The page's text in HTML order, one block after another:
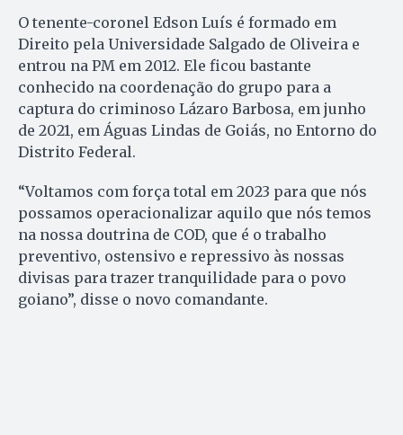
O tenente-coronel Edson Luís é formado em
Direito pela Universidade Salgado de Oliveira e
entrou na PM em 2012. Ele ficou bastante
conhecido na coordenação do grupo para a
captura do criminoso Lázaro Barbosa, em junho
de 2021, em Águas Lindas de Goiás, no Entorno do
Distrito Federal.
“Voltamos com força total em 2023 para que nós
possamos operacionalizar aquilo que nós temos
na nossa doutrina de COD, que é o trabalho
preventivo, ostensivo e repressivo às nossas
divisas para trazer tranquilidade para o povo
goiano”, disse o novo comandante.